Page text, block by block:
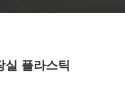
실 플라스틱